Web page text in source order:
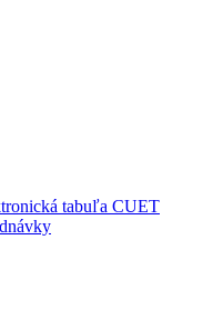
tabuľa CUET